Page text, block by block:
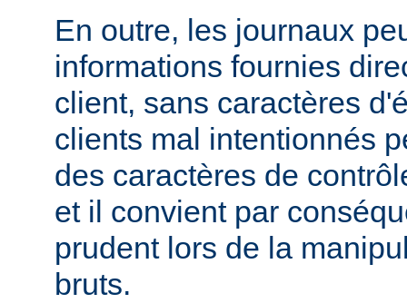
En outre, les journaux
informations fournies
client, sans caractères
clients mal intentionnés
des caractères de
et il convient par
prudent lors de la
bruts.